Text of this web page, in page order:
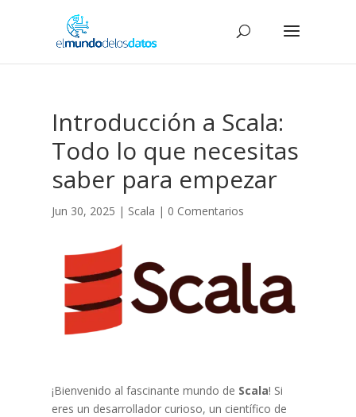
Introducción a Scala:
Todo lo que necesitas
saber para empezar
Jun 30, 2025 | Scala | 0 Comentarios
¡Bienvenido al fascinante mundo de Scala! Si
eres un desarrollador curioso, un científico de